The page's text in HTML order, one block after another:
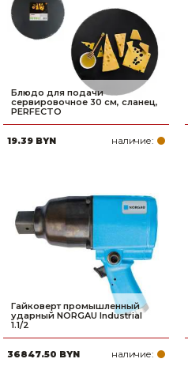
Блюдо для подачи
сервировочное 30 см, сланец,
PERFECTO
19.39 BYN наличие:
Гайковерт промышленный
ударный NORGAU Industrial
1.1/2
36847.50 BYN наличие: